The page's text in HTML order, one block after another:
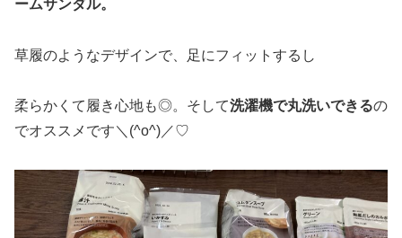
ームサンダル。
草履のようなデザインで、足にフィットするし
柔らかくて履き心地も◎。そして洗濯機で丸洗いできるの
でオススメです＼(^o^)／♡